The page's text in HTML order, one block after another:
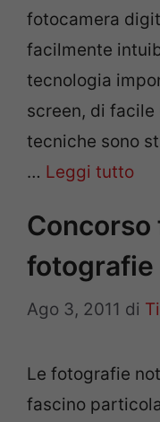
fotocamera
facilmente
tecnologia
screen, di
tecniche sono
… Leggi tutto
Ago 3, 2011 di
Le fotografie
fascino